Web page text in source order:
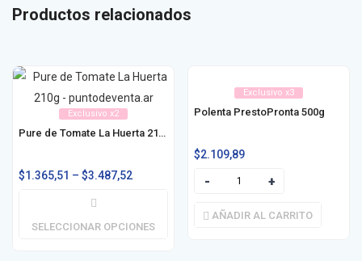
Productos relacionados
Exclusivo x2
Pure de Tomate La Huerta 210g / 530g / 1030g
$1.365,51 – $3.487,52
SELECCIONAR OPCIONES
Exclusivo x3
Polenta PrestoPronta 500g
$2.109,89
AÑADIR AL CARRITO